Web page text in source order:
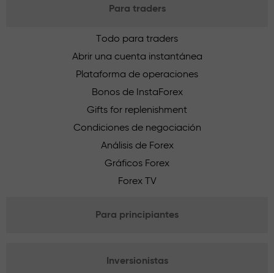
Para traders
Todo para traders
Abrir una cuenta instantánea
Plataforma de operaciones
Bonos de InstaForex
Gifts for replenishment
Condiciones de negociación
Análisis de Forex
Gráficos Forex
Forex TV
Para principiantes
Inversionistas